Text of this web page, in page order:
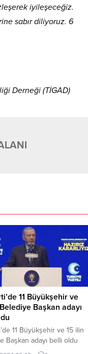
iyileşeceğiz.
sabır diliyoruz. 6
Derneği (TİGAD)
11 Büyükşehir ve
Başkan adayı
11 Büyükşehir ve 15 ilin
Başkan adayı belli oldu
İl Başkanlığının ev